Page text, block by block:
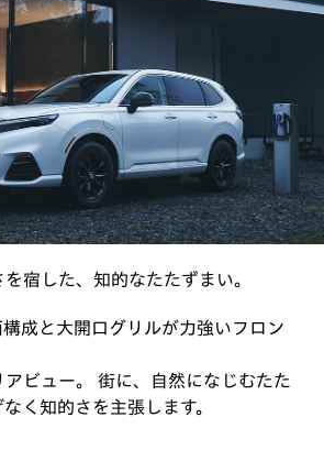
宿した、知的なたたずまい。
成と大開口グリルが力強いフロン
ビュー。 街に、自然になじむたた
く知的さを主張します。